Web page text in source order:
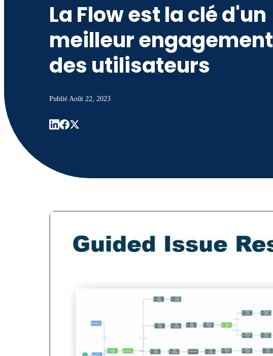
La Flow est la clé d'un
meilleur engagement
des utilisateurs
Publié Août 22, 2023